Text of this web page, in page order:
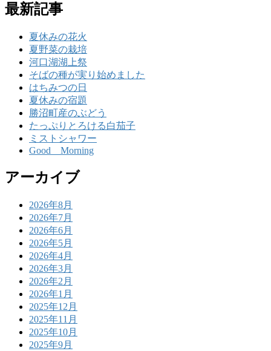
最新記事
夏休みの花火
夏野菜の栽培
河口湖湖上祭
そばの種が実り始めました
はちみつの日
夏休みの宿題
勝沼町産のぶどう
たっぷりとろける白茄子
ミストシャワー
Good Morning
アーカイブ
2026年8月
2026年7月
2026年6月
2026年5月
2026年4月
2026年3月
2026年2月
2026年1月
2025年12月
2025年11月
2025年10月
2025年9月